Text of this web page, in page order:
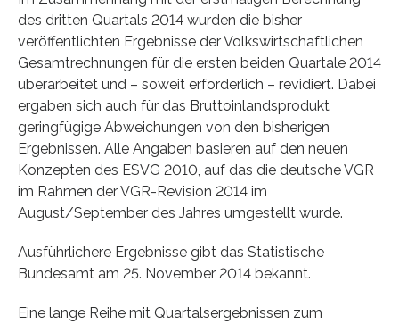
des dritten Quartals 2014 wurden die bisher
veröffentlichten Ergebnisse der Volkswirtschaftlichen
Gesamtrechnungen für die ersten beiden Quartale 2014
überarbeitet und – soweit erforderlich – revidiert. Dabei
ergaben sich auch für das Bruttoinlandsprodukt
geringfügige Abweichungen von den bisherigen
Ergebnissen. Alle Angaben basieren auf den neuen
Konzepten des ESVG 2010, auf das die deutsche VGR
im Rahmen der VGR-Revision 2014 im
August/September des Jahres umgestellt wurde.
Ausführlichere Ergebnisse gibt das Statistische
Bundesamt am 25. November 2014 bekannt.
Eine lange Reihe mit Quartalsergebnissen zum